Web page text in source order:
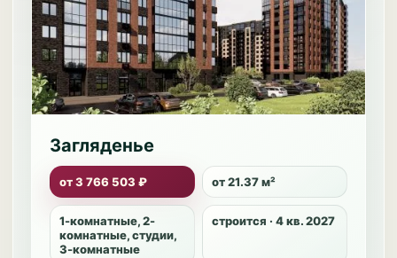
Загляденье
от 3 766 503 ₽ от 21.37 м²
1-комнатные, 2-
комнатные, студии,
3-комнатные
строится · 4 кв. 2027